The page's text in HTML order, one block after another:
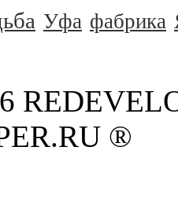
Уфа фабрика
®